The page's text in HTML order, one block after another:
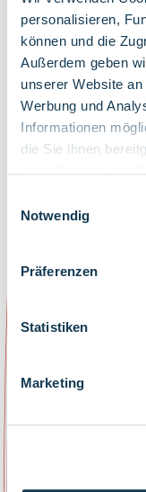
personalisieren,
können und die
Außerdem geben
unserer Website
Werbung und
Informationen
die Sie ihnen
Notwendig
Präferenzen
Statistiken
Marketing
Zweckverbandes.